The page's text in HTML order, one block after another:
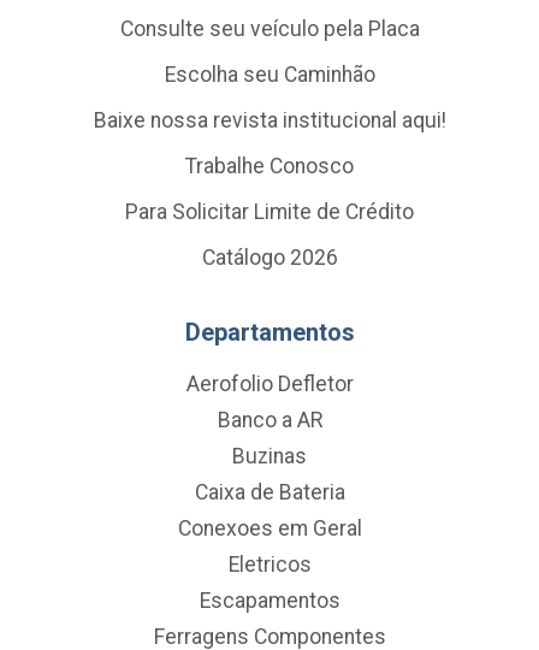
Consulte seu veículo pela Placa
Escolha seu Caminhão
Baixe nossa revista institucional aqui!
Trabalhe Conosco
Para Solicitar Limite de Crédito
Catálogo 2026
Departamentos
Aerofolio Defletor
Banco a AR
Buzinas
Caixa de Bateria
Conexoes em Geral
Eletricos
Escapamentos
Ferragens Componentes